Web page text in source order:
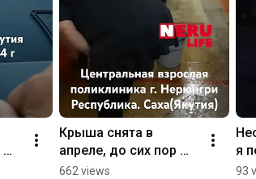
Крыша снята в
апреле, до сих пор
ничего не делается.
662 views
я
93